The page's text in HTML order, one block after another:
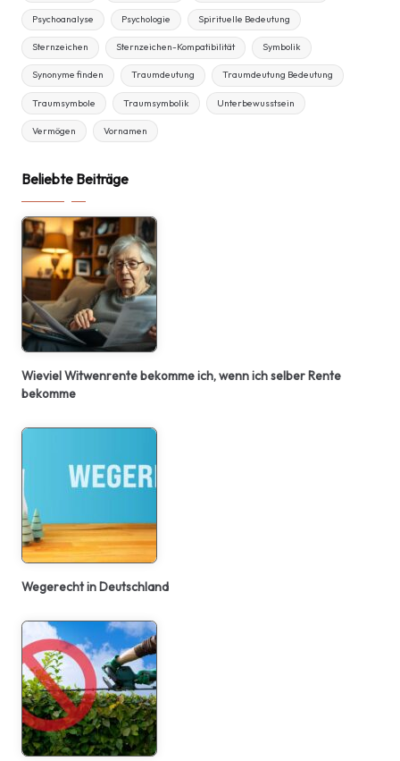
Psychoanalyse Psychologie Spirituelle Bedeutung
Sternzeichen Sternzeichen-Kompatibilität Symbolik
Synonyme finden Traumdeutung Traumdeutung Bedeutung
Traumsymbole Traumsymbolik Unterbewusstsein
Vermögen Vornamen
Beliebte Beiträge
Wieviel Witwenrente bekomme ich, wenn ich selber Rente
bekomme
Wegerecht in Deutschland